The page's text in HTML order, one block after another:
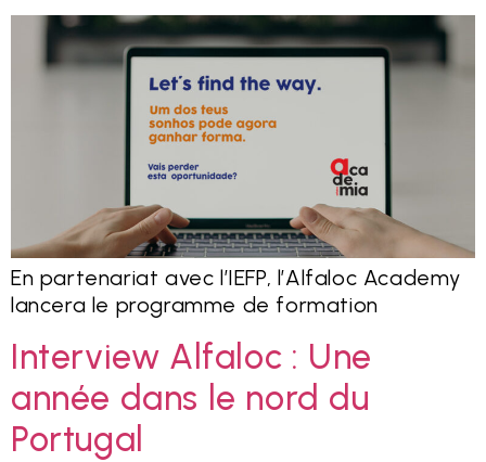
En partenariat avec l’IEFP, l’Alfaloc Academy
lancera le programme de formation
Interview Alfaloc : Une
année dans le nord du
Portugal